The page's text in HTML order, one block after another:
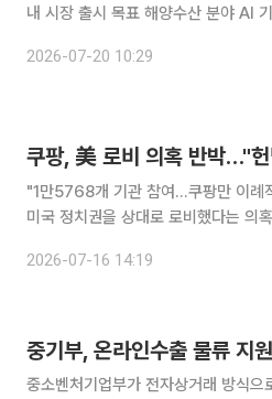
내 시장 출시 목표 해양수산 분야 AI 기술의 현장 적용을 앞당기기 위한 정부 지원사업이 본격화된
2026-07-20 10:29
쿠팡, 美 로비 의혹 반박…"
"1만5768개 기관 참여…쿠팡만 이례적
미국 정치권을 상대로 로비했다는 의혹
권리"라며 "쿠팡만 유일하게 로비 활
2026-07-16 14:19
중기부, 온라인수출 물류
중소벤처기업부가 전자상거래 방식